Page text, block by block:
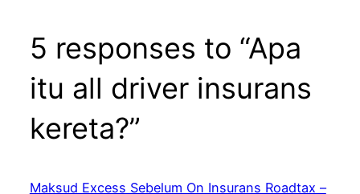
5 responses to “Apa
itu all driver insurans
kereta?”
Maksud Excess Sebelum On Insurans Roadtax –